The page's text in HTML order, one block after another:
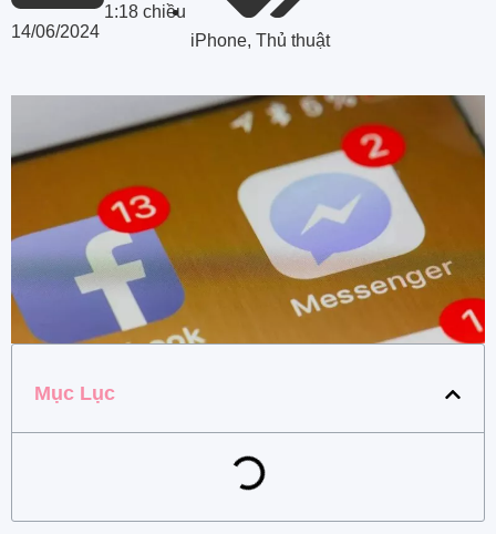
14/06/2024
1:18 chiều
iPhone, Thủ thuật
Mục Lục